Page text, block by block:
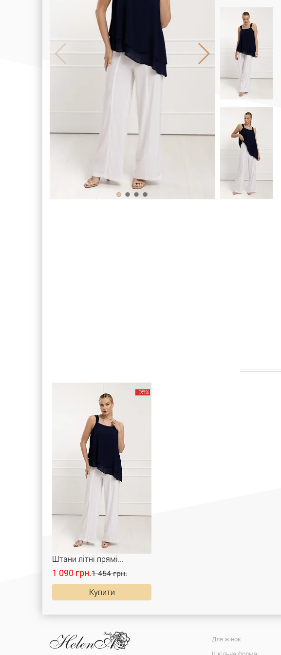
Штани літні прямі...
1 090 грн.1 454 грн.
Купити
Для жінок